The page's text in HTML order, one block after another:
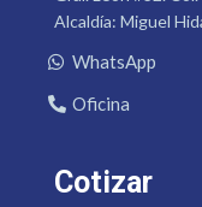
Alcaldía: Miguel
WhatsApp
Oficina
Cotizar